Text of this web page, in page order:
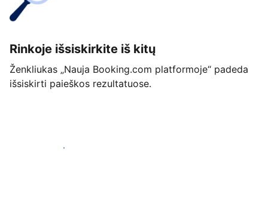
Rinkoje išsiskirkite iš kitų
Ženkliukas „Nauja Booking.com platformoje“ padeda
išsiskirti paieškos rezultatuose.
Pradėti jau šiandien